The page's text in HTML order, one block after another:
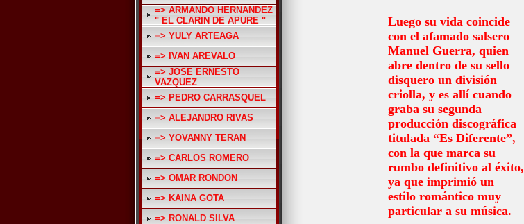
=> ARMANDO HERNANDEZ
" EL CLARIN DE APURE "
=> YULY ARTEAGA
=> IVAN AREVALO
=> JOSE ERNESTO
VAZQUEZ
=> PEDRO CARRASQUEL
=> ALEJANDRO RIVAS
=> YOVANNY TERAN
=> CARLOS ROMERO
=> OMAR RONDON
=> KAINA GOTA
=> RONALD SILVA
Luego su vida coincide
con el afamado salsero
Manuel Guerra, quien
abre dentro de su sello
disquero un división
criolla, y es allí cuando
graba su segunda
producción discográfica
titulada “Es Diferente”,
con la que marca su
rumbo definitivo al éxito,
ya que imprimió un
estilo romántico muy
particular a su música.